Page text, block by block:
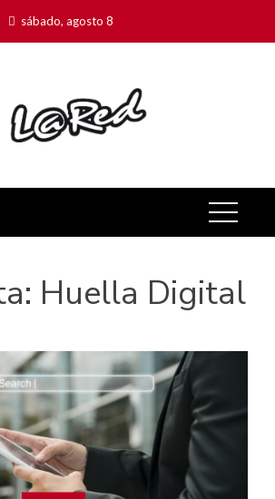
sábado, agosto 8
Huella Digital